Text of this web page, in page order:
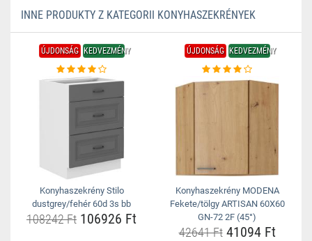
INNE PRODUKTY Z KATEGORII KONYHASZEKRÉNYEK
ÚJDONSÁG KEDVEZMÉNY
Konyhaszekrény Stilo
dustgrey/fehér 60d 3s bb
108242 Ft 106926 Ft
ÚJDONSÁG KEDVEZMÉNY
Konyhaszekrény MODENA
Fekete/tölgy ARTISAN 60X60
GN-72 2F (45°)
42641 Ft41094 Ft